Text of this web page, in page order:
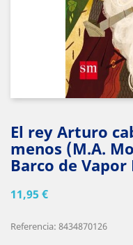
El rey Arturo
menos (M.A.
Barco de Vapor
11,95 €
Referencia: 8434870126